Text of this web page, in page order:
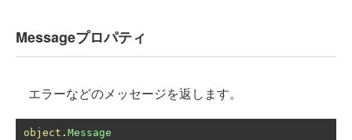
Messageプロパティ
エラーなどのメッセージを返します。
object . Message